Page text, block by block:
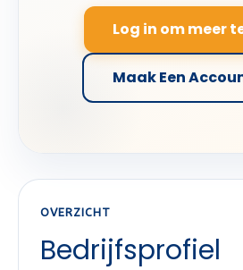
Log in om meer
Maak Een
OVERZICHT
Bedrijfsprofiel